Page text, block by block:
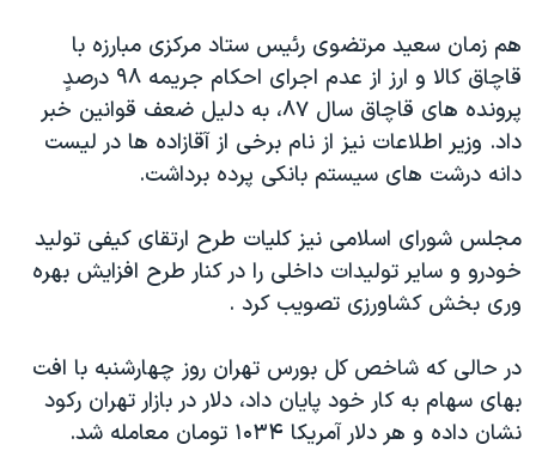
هم زمان سعيد مرتضوی رئيس ستاد مرکزی مبارزه با
قاچاق کالا و ارز از عدم اجرای احکام جريمه ۹۸ درصدٍ
پرونده های قاچاق سال ۸۷، به دليل ضعف قوانين خبر
داد. وزير اطلاعات نيز از نام برخی از آقازاده ها در ليست
دانه درشت های سيستم بانکی پرده برداشت.
مجلس شورای اسلامی نيز کليات طرح ارتقای کيفی توليد
خودرو و ساير توليدات داخلی را در کنار طرح افزايش بهره
وری بخش کشاورزی تصويب کرد .
در حالی که شاخص کل بورس تهران روز چهارشنبه با افت
بهای سهام به کار خود پايان داد، دلار در بازار تهران رکود
نشان داده و هر دلار آمريکا ۱۰۳۴ تومان معامله شد.